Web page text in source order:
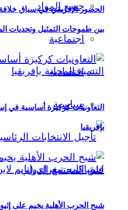
جميع المواد
اجتماعية
اقتصادية
سياسية
الحضور الإفريقي في سباق خلافة
بين طموحات التمثيل وتحديات
التعاونيات كركيزة أساسية في
بإفريقيا
شبح الحرب الأهلية يخيم على